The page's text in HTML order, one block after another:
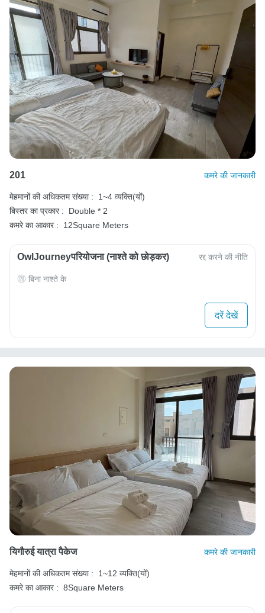
201 कमरे की जानकारी
मेहमानों की अधिकतम संख्या :
1~4 व्यक्ति(यों)
बिस्तर का प्रकार :
Double * 2
कमरे का आकार :
12Square Meters
OwlJourneyपरियोजना (नाश्ते को छोड़कर) रद्द करने की नीति
बिना नाश्ते के
दरें देखें
यिगौरुई यात्रा पैकेज कमरे की जानकारी
मेहमानों की अधिकतम संख्या :
1~12 व्यक्ति(यों)
कमरे का आकार : 8Square Meters